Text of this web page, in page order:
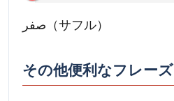
صفر（サフル）
その他便利なフレーズ